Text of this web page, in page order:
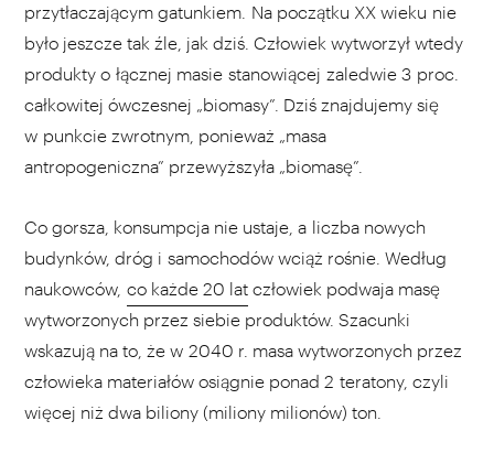
przytłaczającym gatunkiem. Na początku XX wieku nie
było jeszcze tak źle, jak dziś. Człowiek wytworzył wtedy
produkty o łącznej masie stanowiącej zaledwie 3 proc.
całkowitej ówczesnej „biomasy”. Dziś znajdujemy się
w punkcie zwrotnym, ponieważ „masa
antropogeniczna” przewyższyła „biomasę”.
Co gorsza, konsumpcja nie ustaje, a liczba nowych
budynków, dróg i samochodów wciąż rośnie. Według
naukowców, co każde 20 lat człowiek podwaja masę
wytworzonych przez siebie produktów. Szacunki
wskazują na to, że w 2040 r. masa wytworzonych przez
człowieka materiałów osiągnie ponad 2 teratony, czyli
więcej niż dwa biliony (miliony milionów) ton.